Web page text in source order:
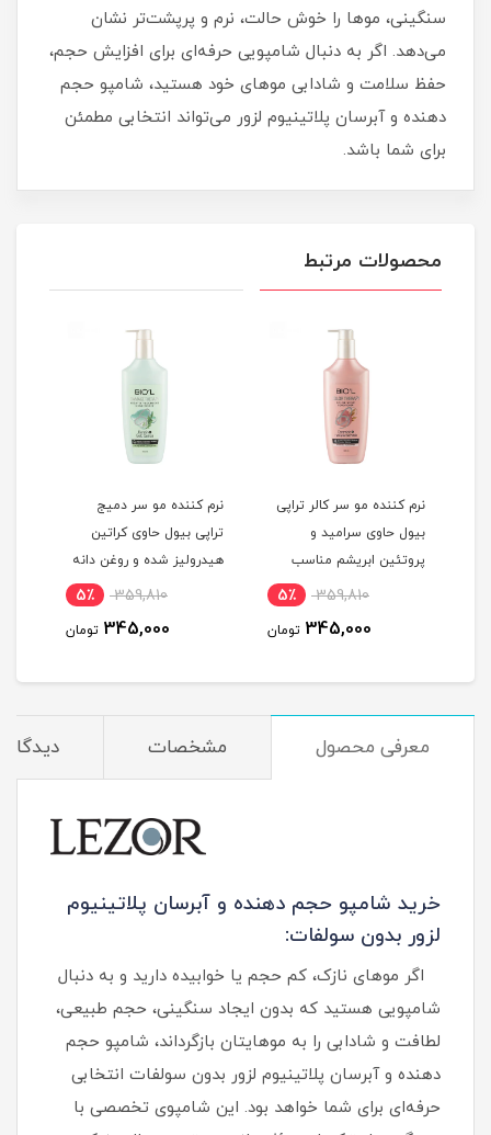
سنگینی، موها را خوش‌ حالت، نرم و پرپشت‌تر نشان
می‌دهد. اگر به دنبال شامپویی حرفه‌ای برای افزایش حجم،
حفظ سلامت و شادابی موهای خود هستید، شامپو حجم
دهنده و آبرسان پلاتینیوم لزور می‌تواند انتخابی مطمئن
برای شما باشد.
محصولات مرتبط
نرم کننده مو سر کالر تراپی
بیول حاوی سرامید و
پروتئین ابریشم مناسب
موهای رنگ و دکلره شده
359,810 5٪
345,000 تومان
نرم کننده مو سر دمیج
تراپی بیول حاوی کراتین
هیدرولیز شده و روغن دانه
کینوا مناسب موهای خشک
بدون سولفات حجم 300
359,810 5٪
345,000 تومان
معرفی محصول مشخصات
خرید شامپو حجم دهنده و آبرسان پلاتینیوم
لزور بدون سولفات:
اگر موهای نازک، کم‌ حجم یا خوابیده دارید و به دنبال
شامپویی هستید که بدون ایجاد سنگینی، حجم طبیعی،
لطافت و شادابی را به موهایتان بازگرداند، شامپو حجم
دهنده و آبرسان پلاتینیوم لزور بدون سولفات انتخابی
حرفه‌ای برای شما خواهد بود. این شامپوی تخصصی با